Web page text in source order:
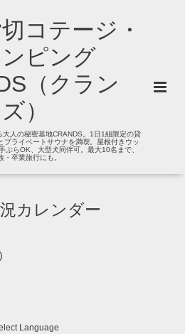
コテージ・
ピング
（クラン
ズ）
人の秘密基地CRANDS。1日1組限定の貸
プライベートサウナを満喫。屋根付きウッ
ぶらOK、大型犬同伴可。最大10名まで、
・卒業旅行にも。
カレンダー
Language